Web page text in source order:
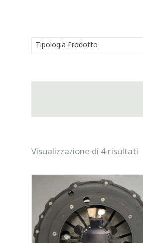
Tipologia Prodotto
Visualizzazione di 4 risultati